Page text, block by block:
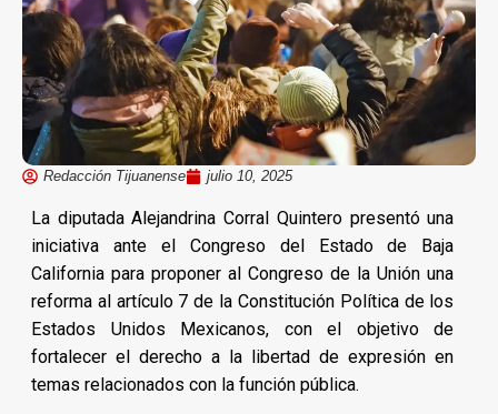
Redacción Tijuanense julio 10, 2025
La diputada Alejandrina Corral Quintero presentó una
iniciativa ante el Congreso del Estado de Baja
California para proponer al Congreso de la Unión una
reforma al artículo 7 de la Constitución Política de los
Estados Unidos Mexicanos, con el objetivo de
fortalecer el derecho a la libertad de expresión en
temas relacionados con la función pública.